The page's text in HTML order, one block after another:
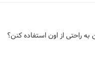
به راحتی از اون استفاده کنن؟